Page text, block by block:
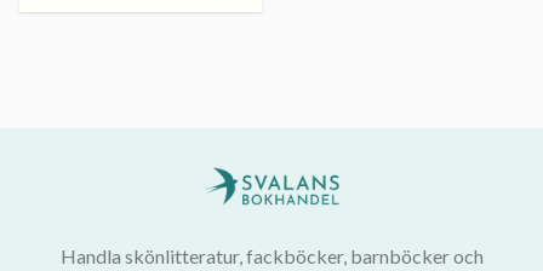
Handla skönlitteratur, fackböcker, barnböcker och